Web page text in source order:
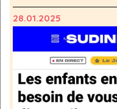
28.01.2025